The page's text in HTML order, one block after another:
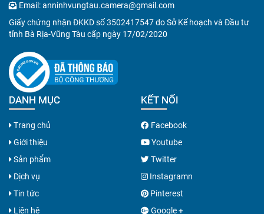
Email:anninhvungtau.camera@gmail.com
Giấy chứng nhận ĐKKD số 3502417547 do Sở Kế hoạch và Đầu tư
tỉnh Bà Rịa-Vũng Tàu cấp ngày 17/02/2020
DANH MỤC
Trang chủ
Giới thiệu
Sản phẩm
Dịch vụ
Tin tức
Liên hệ
KẾT NỐI
Facebook
Youtube
Twitter
Instagramn
Pinterest
Google +